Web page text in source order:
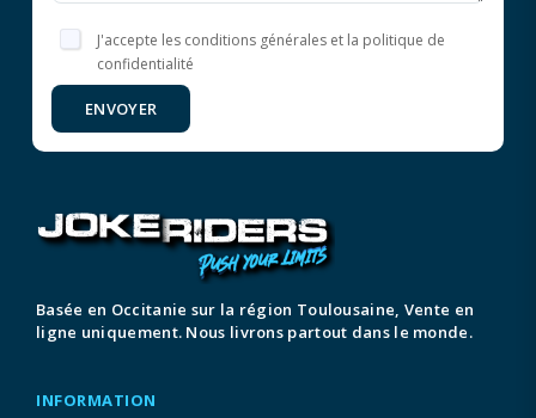
J'accepte les conditions générales et la politique de
confidentialité
ENVOYER
Basée en Occitanie sur la région Toulousaine, Vente en
ligne uniquement. Nous livrons partout dans le monde.
INFORMATION